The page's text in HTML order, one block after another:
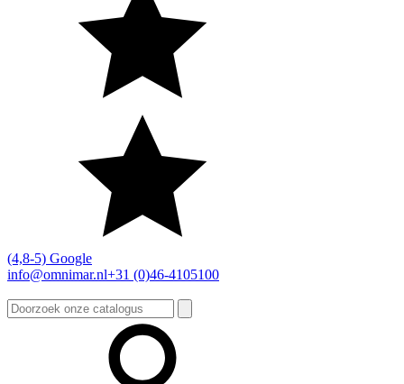
(4,8-5) Google
info@omnimar.nl+31 (0)46-4105100
Zoeken
naar: